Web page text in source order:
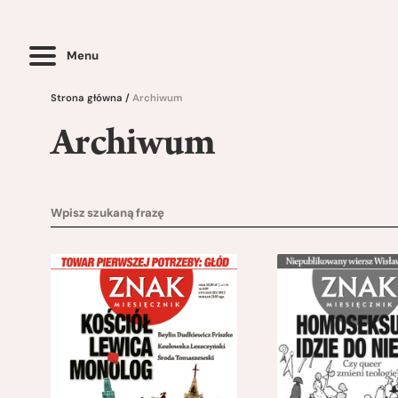
Menu
Strona główna / Archiwum
Archiwum